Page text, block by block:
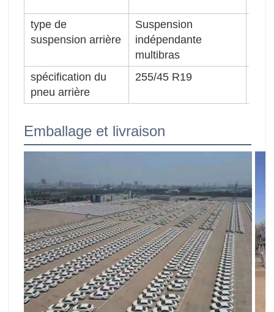
type de
suspension arrière
Suspension
indépendante
multibras
spécification du
pneu arrière
255/45 R19
Emballage et livraison